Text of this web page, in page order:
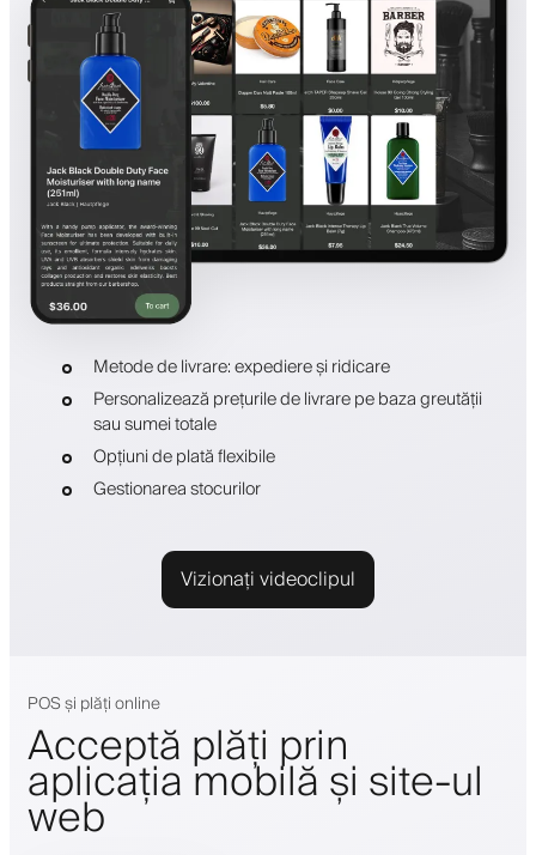
Metode de livrare: expediere și ridicare
Personalizează prețurile de livrare pe baza greutății
sau sumei totale
Opțiuni de plată flexibile
Gestionarea stocurilor
Vizionați videoclipul
POS și plăți online
Acceptă plăți prin
aplicația mobilă și site-ul
web